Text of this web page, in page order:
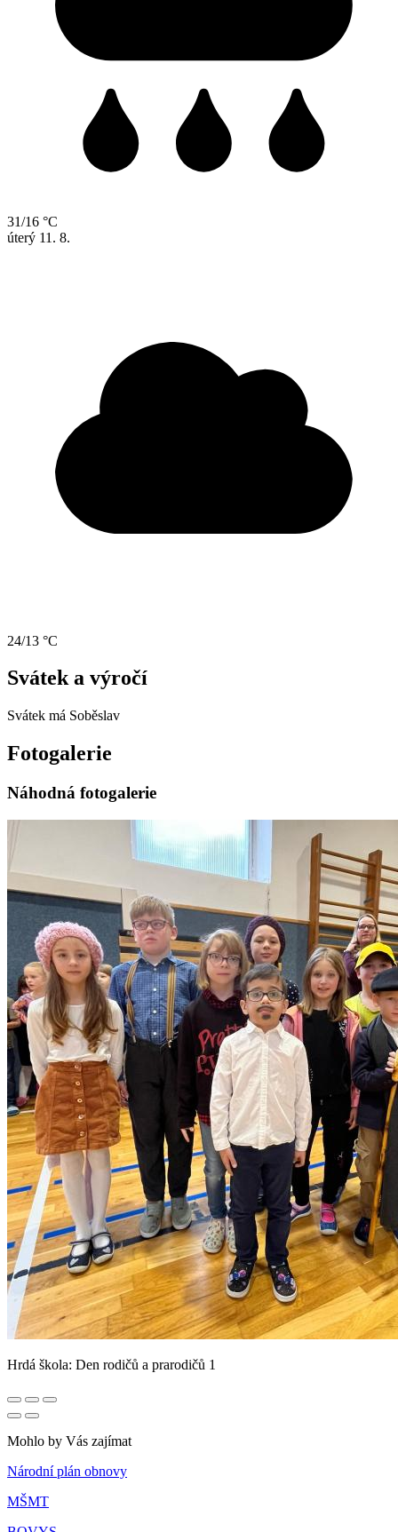
31/16 °C
úterý 11. 8.
24/13 °C
Svátek a výročí
Svátek má Soběslav
Fotogalerie
Náhodná fotogalerie
Hrdá škola: Den rodičů a prarodičů 1
Mohlo by Vás zajímat
Národní plán obnovy
MŠMT